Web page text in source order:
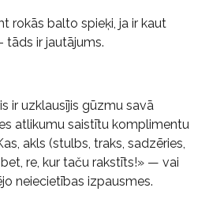
rokās balto spieķi, ja ir kaut
tāds ir jautājums.
ir uzklausījis gūzmu savā
atlikumu saistītu komplimentu
akls (stulbs, traks, sadzēries,
re, kur taču rakstīts!» — vai
neiecietības izpausmes.